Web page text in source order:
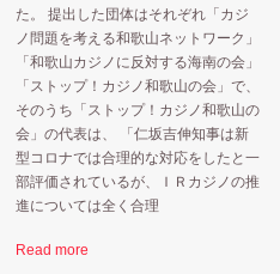
おすすめ記事
アメリカ合衆国 ウィンリゾーツ
た。 提出した団体はそれぞれ「カジ
ノ問題を考える和歌山ネットワーク」
「和歌山カジノに反対する海南の会」
「ストップ！カジノ和歌山の会」で、
そのうち「ストップ！カジノ和歌山の
会」の代表は、 「仁坂吉伸知事は新
型コロナでは合理的な対応をしたと一
部評価されているが、ＩＲカジノの推
進については全く合理
Read more